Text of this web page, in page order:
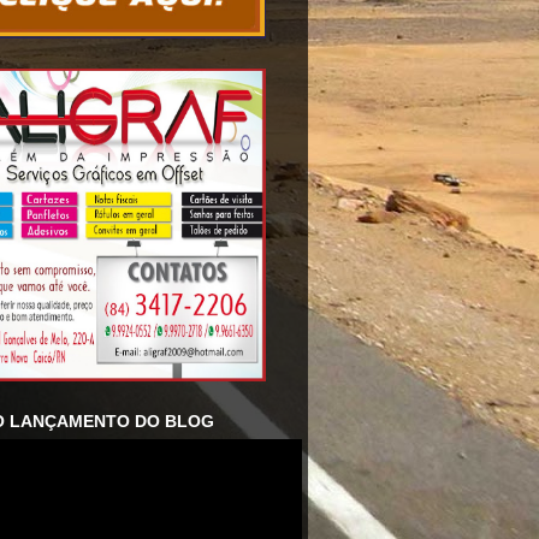
LANÇAMENTO DO BLOG